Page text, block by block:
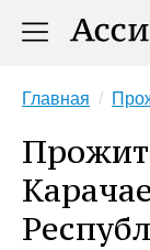
Главная